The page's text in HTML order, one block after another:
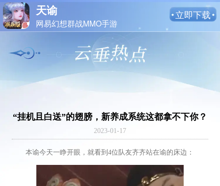
天谕
网易幻想群战MMO手游
立即下载
“挂机且白送”的翅膀，新养成系统这都拿不下你？
2023-01-17
本谕今天一睁开眼，就看到4位队友齐齐站在谕的床边：